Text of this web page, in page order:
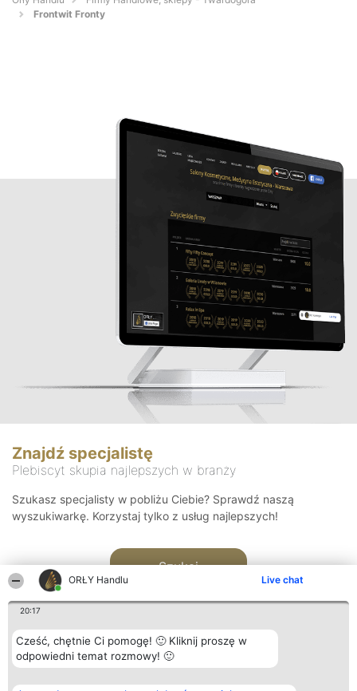
ORŁY Handlu Live chat
20:17
Cześć, chętnie Ci pomogę! 🙂 Kliknij proszę w
odpowiedni temat rozmowy! 🙂
Frontwit Fronty
Znajdź specjalistę
Plebiscyt skupia najlepszych w branży
Szukasz specjalisty w pobliżu Ciebie? Sprawdź naszą
wyszukiwarkę. Korzystaj tylko z usług najlepszych!
Szukaj
Organizator plebiscytu Plebiscyt Kontakt